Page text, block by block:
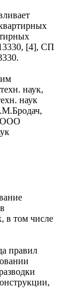
[4], СП
наук,
наук
ООО
в том числе
правил